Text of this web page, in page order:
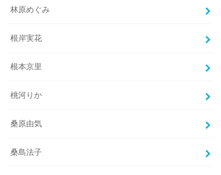
林原めぐみ
根岸実花
根本京里
桃河りか
桑原由気
桑島法子